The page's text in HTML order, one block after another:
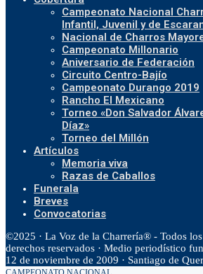
Campeonato Nacional
Infantil, Juvenil y de
Nacional de Charros
Campeonato Millonario
Aniversario de Federación
Circuito Centro-Bajío
Campeonato Durango 2019
Rancho El Mexicano
Torneo «Don Salvador
Díaz»
Torneo del Millón
Artículos
Memoria viva
Razas de Caballos
Funerala
Breves
Convocatorias
©2025 · La Voz de la Charrería® - Todos los
derechos reservados · Medio periodístico
12 de noviembre de 2009 · Santiago de